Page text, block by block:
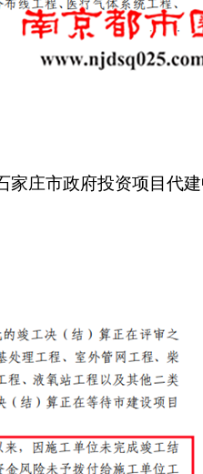
庄市政府投资项目代